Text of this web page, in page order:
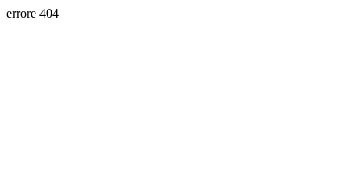
errore 404